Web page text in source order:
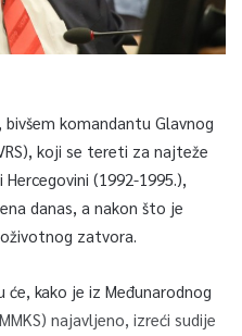
bivšem komandantu Glavnog
koji se tereti za najteže
(1992-1995.),
danas, a nakon što je
zatvora.
će, kako je iz Međunarodnog
najavljeno, izreći sudije